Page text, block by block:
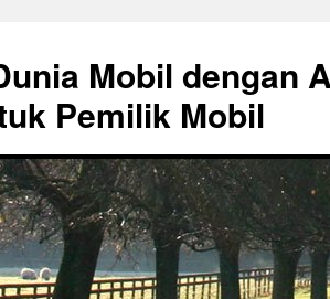
Mobil dengan
Pemilik Mobil